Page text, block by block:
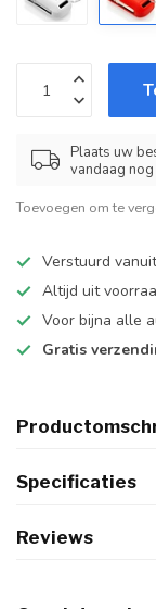
Plaats uw
vandaag
Toevoegen om te
Verstuurd
Altijd uit
Voor bijna alle
Gratis
Specificaties
Reviews